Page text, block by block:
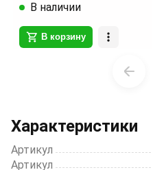
В наличии
В корзину
10
Характеристики
Артикул
Артикул